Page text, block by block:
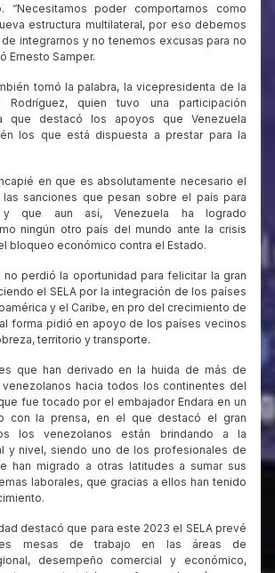
“Necesitamos poder comportarnos como
estructura multilateral, por eso debemos
integrarnos y no tenemos excusas para no
Ernesto Samper.
tomó la palabra, la vicepresidenta de la
Rodríguez, quien tuvo una participación
que destacó los apoyos que Venezuela
los que está dispuesta a prestar para la
en que es absolutamente necesario el
sanciones que pesan sobre el país para
y que aun así, Venezuela ha logrado
ningún otro país del mundo ante la crisis
bloqueo económico contra el Estado.
perdió la oportunidad para felicitar la gran
el SELA por la integración de los países
y el Caribe, en pro del crecimiento de
forma pidió en apoyo de los países vecinos
territorio y transporte.
que han derivado en la huida de más de
hacia todos los continentes del
fue tocado por el embajador Endara en un
con la prensa, en el que destacó el gran
los venezolanos están brindando a la
y nivel, siendo uno de los profesionales de
han migrado a otras latitudes a sumar sus
laborales, que gracias a ellos han tenido
destacó que para este 2023 el SELA prevé
mesas de trabajo en las áreas de
desempeño comercial y económico,